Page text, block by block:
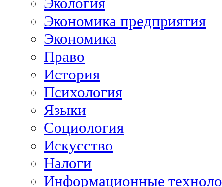
Экономика предприятия
Экономика
Право
История
Психология
Языки
Социология
Искусство
Налоги
Информационные